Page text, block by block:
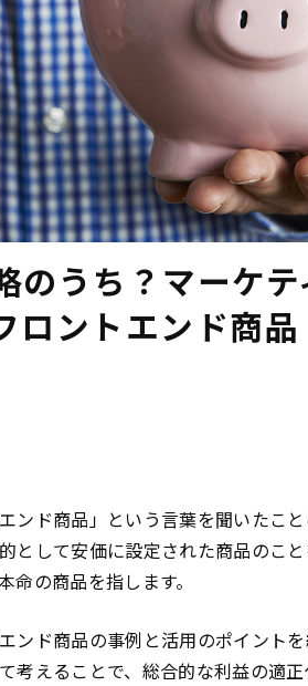
のうち？マーケ
ロントエンド商
ンド商品」という言葉を聞いたこ
として安価に設定された商品のこ
命の商品を指します。
ド商品の事例と活用のポイントを
考えることで、総合的な利益の適